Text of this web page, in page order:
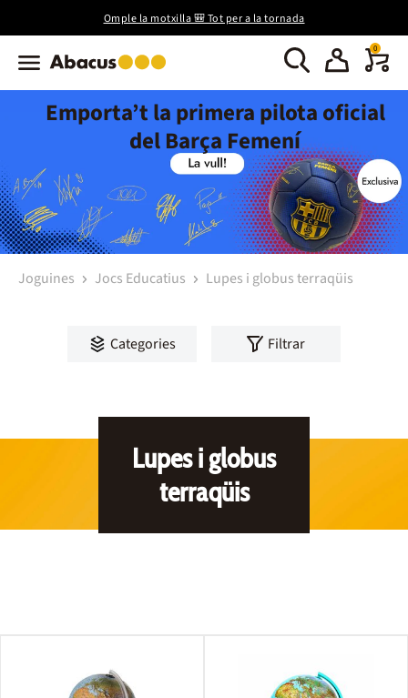
Omple la motxilla 🎒 Tot per a la tornada
0
Emporta’t la primera pilota oficial
del Barça Femení
Joguines Jocs Educatius Lupes i globus terraqüis
Categories Filtrar
Lupes i globus
terraqüis